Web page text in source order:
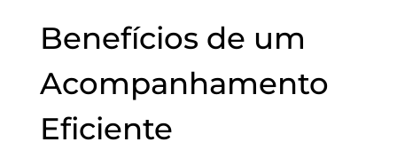
Benefícios de um
Acompanhamento
Eficiente